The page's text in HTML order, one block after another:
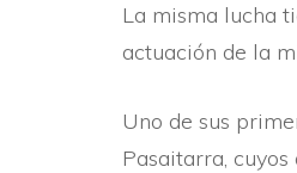
La misma lucha
actuación de la
Uno de sus
Pasaitarra,